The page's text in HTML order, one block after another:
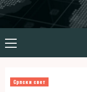
Primary
Menu
Српски свет